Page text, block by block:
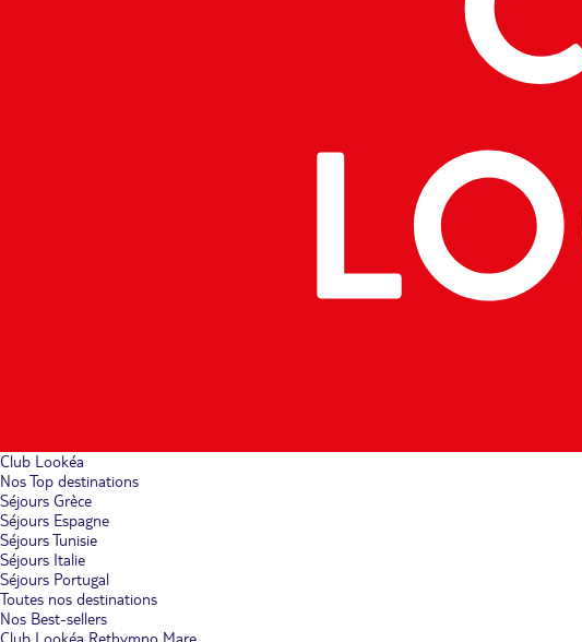
Club Lookéa
Nos Top destinations
Séjours Grèce
Séjours Espagne
Séjours Tunisie
Séjours Italie
Séjours Portugal
Toutes nos destinations
Nos Best-sellers